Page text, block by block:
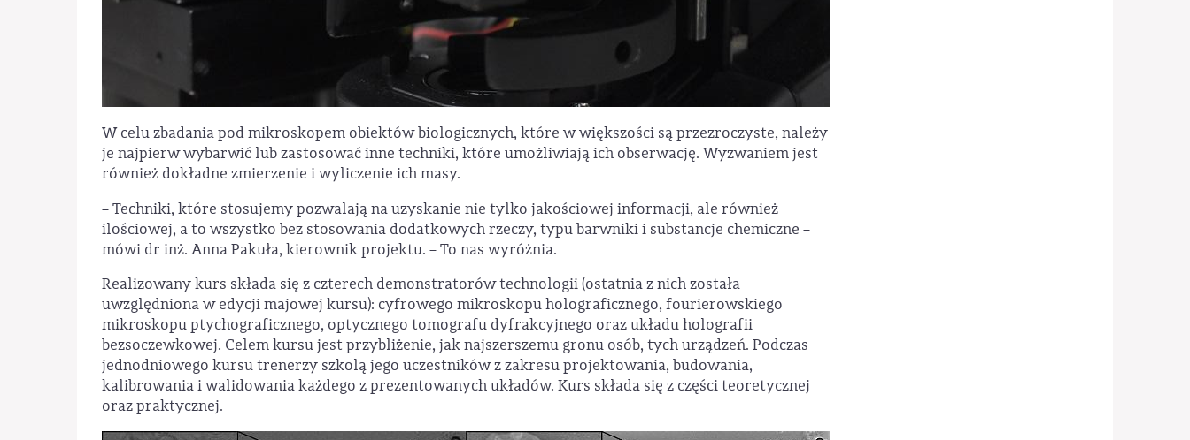
W celu zbadania pod mikroskopem obiektów biologicznych, które w większości są przezroczyste, należy
je najpierw wybarwić lub zastosować inne techniki, które umożliwiają ich obserwację. Wyzwaniem jest
również dokładne zmierzenie i wyliczenie ich masy.
– Techniki, które stosujemy pozwalają na uzyskanie nie tylko jakościowej informacji, ale również
ilościowej, a to wszystko bez stosowania dodatkowych rzeczy, typu barwniki i substancje chemiczne –
mówi dr inż. Anna Pakuła, kierownik projektu. – To nas wyróżnia.
Realizowany kurs składa się z czterech demonstratorów technologii (ostatnia z nich została
uwzględniona w edycji majowej kursu): cyfrowego mikroskopu holograficznego, fourierowskiego
mikroskopu ptychograficznego, optycznego tomografu dyfrakcyjnego oraz układu holografii
bezsoczewkowej. Celem kursu jest przybliżenie, jak najszerszemu gronu osób, tych urządzeń. Podczas
jednodniowego kursu trenerzy szkolą jego uczestników z zakresu projektowania, budowania,
kalibrowania i walidowania każdego z prezentowanych układów. Kurs składa się z części teoretycznej
oraz praktycznej.